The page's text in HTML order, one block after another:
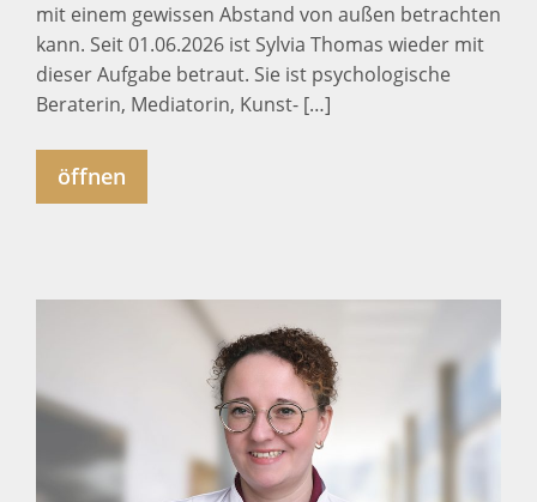
mit einem gewissen Abstand von außen betrachten
kann. Seit 01.06.2026 ist Sylvia Thomas wieder mit
dieser Aufgabe betraut. Sie ist psychologische
Beraterin, Mediatorin, Kunst- […]
öffnen